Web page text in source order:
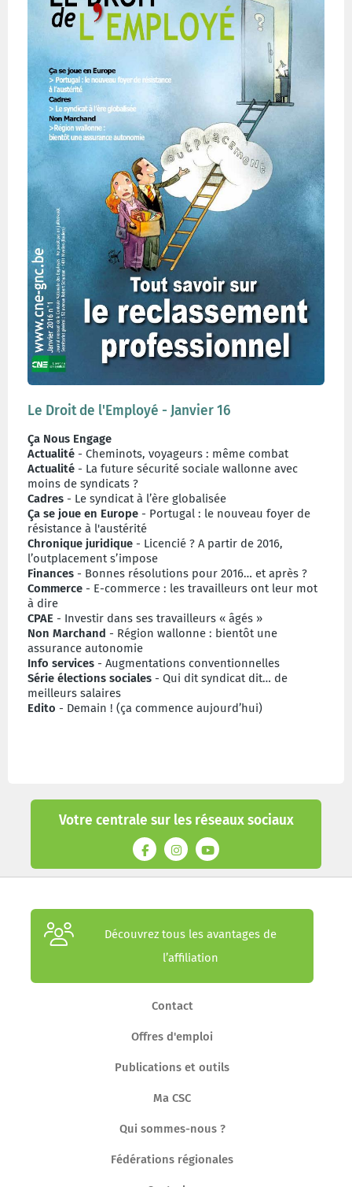
Votre centrale sur les réseaux sociaux
Le Droit de l'Employé - Janvier 16
Ça Nous Engage
Actualité - Cheminots, voyageurs : même combat
Actualité - La future sécurité sociale wallonne avec
moins de syndicats ?
Cadres - Le syndicat à l’ère globalisée
Ça se joue en Europe - Portugal : le nouveau foyer de
résistance à l'austérité
Chronique juridique - Licencié ? A partir de 2016,
l’outplacement s’impose
Finances - Bonnes résolutions pour 2016… et après ?
Commerce - E-commerce : les travailleurs ont leur mot
à dire
CPAE - Investir dans ses travailleurs « âgés »
Non Marchand - Région wallonne : bientôt une
assurance autonomie
Info services - Augmentations conventionnelles
Série élections sociales - Qui dit syndicat dit… de
meilleurs salaires
Edito - Demain ! (ça commence aujourd’hui)
Découvrez tous les avantages de
l’affiliation
Contact
Offres d'emploi
Publications et outils
Ma CSC
Qui sommes-nous ?
Fédérations régionales